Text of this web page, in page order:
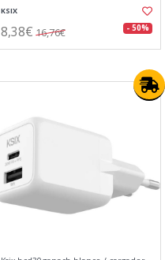
KSIX
8,38€ 16,76€ - 50%